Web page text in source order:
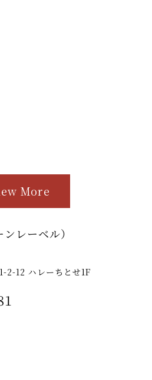
More
レーベル）
2-12 ハレーちとせ1F